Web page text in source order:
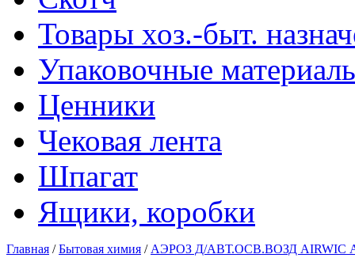
Товары хоз.-быт.
Упаковочные
Ценники
Чековая лента
Шпагат
Ящики, коробки
Главная /Бытовая химия / АЭРОЗ Д/АВТ.ОСВ.ВОЗД AIRWIC